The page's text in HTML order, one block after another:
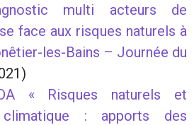
multi acteurs de
face aux risques naturels à
les-Bains – Journée du
« Risques naturels et
climatique : apports des